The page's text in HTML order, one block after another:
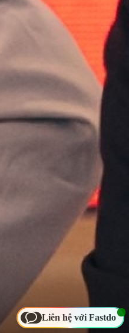
Liên hệ với Fastdo